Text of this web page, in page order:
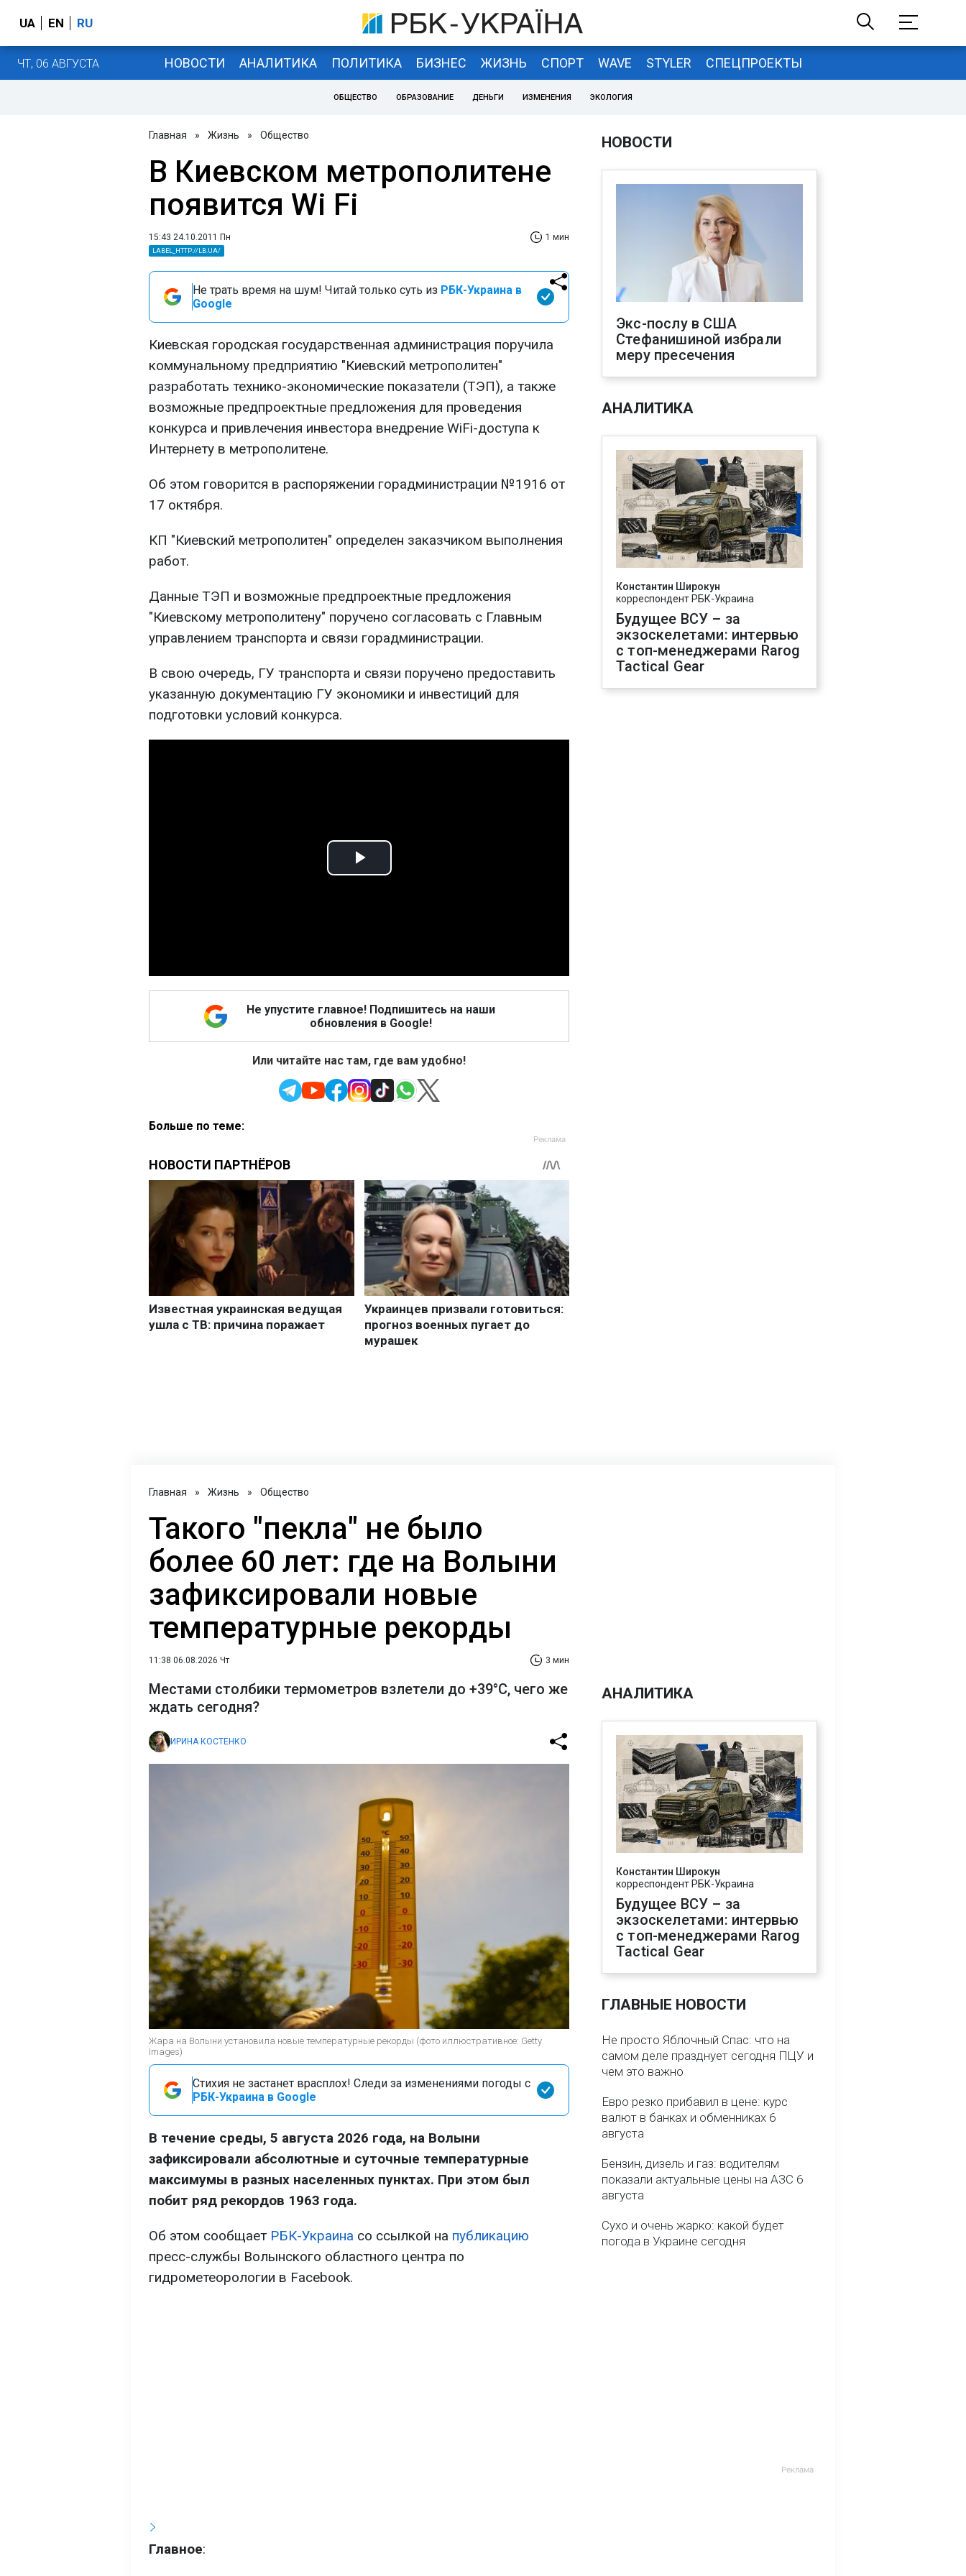
UA EN RU
ЧТ, 06 АВГУСТА НОВОСТИ АНАЛИТИКА ПОЛИТИКА БИЗНЕС ЖИЗНЬ СПОРТ WAVE STYLER СПЕЦПРОЕКТЫ
ОБЩЕСТВО ОБРАЗОВАНИЕ ДЕНЬГИ ИЗМЕНЕНИЯ ЭКОЛОГИЯ
Главная » Жизнь » Общество
В Киевском метрополитене
появится Wi Fi
15:43 24.10.2011 Пн 1 мин
LABEL_HTTP://LB.UA/
Не трать время на шум! Читай только суть из РБК-Украина в
Google
Киевская городская государственная администрация поручила
коммунальному предприятию "Киевский метрополитен"
разработать технико-экономические показатели (ТЭП), а также
возможные предпроектные предложения для проведения
конкурса и привлечения инвестора внедрение WiFi-доступа к
Интернету в метрополитене.
Об этом говорится в распоряжении горадминистрации №1916 от
17 октября.
КП "Киевский метрополитен" определен заказчиком выполнения
работ.
Данные ТЭП и возможные предпроектные предложения
"Киевскому метрополитену" поручено согласовать с Главным
управлением транспорта и связи горадминистрации.
В свою очередь, ГУ транспорта и связи поручено предоставить
указанную документацию ГУ экономики и инвестиций для
подготовки условий конкурса.
Play
Не упустите главное! Подпишитесь на наши
обновления в Google!
Или читайте нас там, где вам удобно!
Больше по теме:
НОВОСТИ
Экс-послу в США
Стефанишиной избрали
меру пресечения
АНАЛИТИКА
Константин Широкун
корреспондент РБК-Украина
Будущее ВСУ – за
экзоскелетами: интервью
с топ-менеджерами Rarog
Tactical Gear
Главная » Жизнь » Общество
Такого "пекла" не было
более 60 лет: где на Волыни
зафиксировали новые
температурные рекорды
11:38 06.08.2026 Чт 3 мин
Местами столбики термометров взлетели до +39°С, чего же
ждать сегодня?
ИРИНА КОСТЕНКО
Жара на Волыни установила новые температурные рекорды (фото иллюстративное: Getty
Images)
Стихия не застанет врасплох! Следи за изменениями погоды с
РБК-Украина в Google
В течение среды, 5 августа 2026 года, на Волыни
зафиксировали абсолютные и суточные температурные
максимумы в разных населенных пунктах. При этом был
побит ряд рекордов 1963 года.
Об этом сообщает РБК-Украина со ссылкой на публикацию
пресс-службы Волынского областного центра по
гидрометеорологии в Facebook.
Главное:
АНАЛИТИКА
Константин Широкун
корреспондент РБК-Украина
Будущее ВСУ – за
экзоскелетами: интервью
с топ-менеджерами Rarog
Tactical Gear
ГЛАВНЫЕ НОВОСТИ
Не просто Яблочный Спас: что на
самом деле празднует сегодня ПЦУ и
чем это важно
Евро резко прибавил в цене: курс
валют в банках и обменниках 6
августа
Бензин, дизель и газ: водителям
показали актуальные цены на АЗС 6
августа
Сухо и очень жарко: какой будет
погода в Украине сегодня